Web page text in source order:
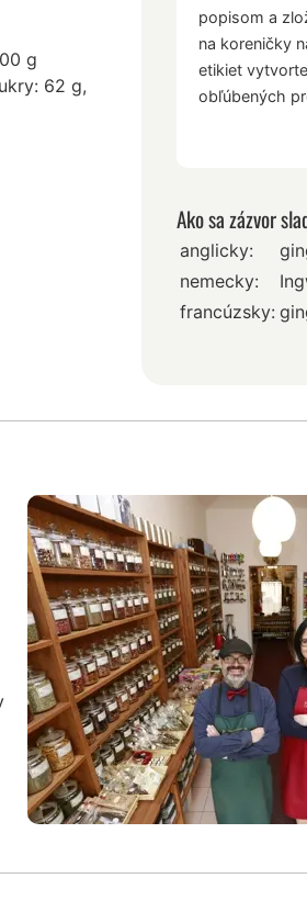
g
62 g,
popisom a
na koreničky
etikiet
obľúbených
Ako sa zázvor
anglicky:
nemecky:
francúzsky: